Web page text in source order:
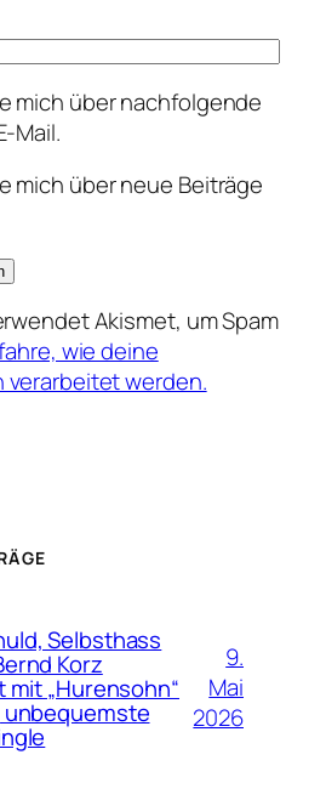
mich über nachfolgende
Mail.
mich über neue Beiträge
Akismet, um Spam
wie deine
verarbeitet werden.
Selbsthass
Korz
„Hurensohn“
9.
Mai
2026